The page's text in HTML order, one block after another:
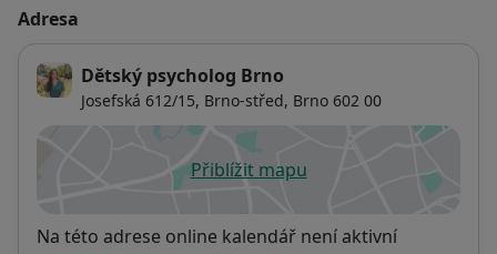
Adresa
Dětský psycholog Brno
Josefská 612/15, Brno-střed, Brno 602 00
Přiblížit mapuse otevře v nové záložce
Dostupnost
Na této adrese online kalendář není aktivní